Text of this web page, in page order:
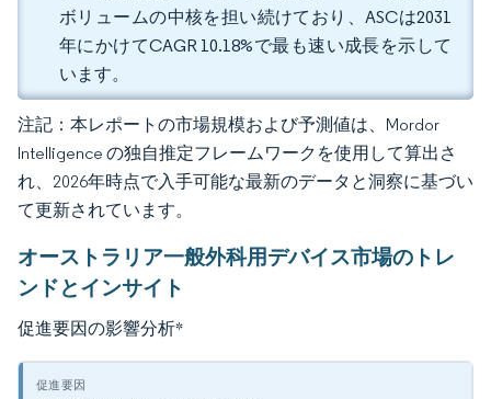
ボリュームの中核を担い続けており、ASCは2031
年にかけてCAGR 10.18%で最も速い成長を示して
います。
注記：本レポートの市場規模および予測値は、Mordor
Intelligence の独自推定フレームワークを使用して算出さ
れ、2026年時点で入手可能な最新のデータと洞察に基づい
て更新されています。
オーストラリア一般外科用デバイス市場のトレ
ンドとインサイト
促進要因の影響分析*